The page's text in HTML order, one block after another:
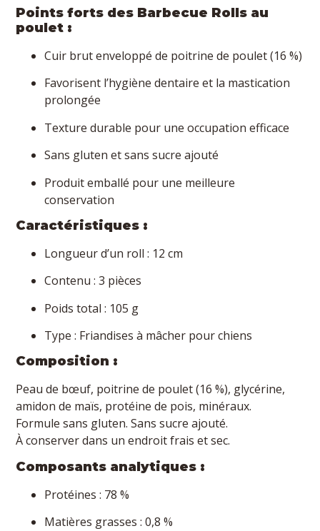
Points forts des Barbecue Rolls au
poulet :
Cuir brut enveloppé de poitrine de poulet (16 %)
Favorisent l’hygiène dentaire et la mastication
prolongée
Texture durable pour une occupation efficace
Sans gluten et sans sucre ajouté
Produit emballé pour une meilleure
conservation
Caractéristiques :
Longueur d’un roll : 12 cm
Contenu : 3 pièces
Poids total : 105 g
Type : Friandises à mâcher pour chiens
Composition :
Peau de bœuf, poitrine de poulet (16 %), glycérine,
amidon de maïs, protéine de pois, minéraux.
Formule sans gluten. Sans sucre ajouté.
À conserver dans un endroit frais et sec.
Composants analytiques :
Protéines : 78 %
Matières grasses : 0,8 %